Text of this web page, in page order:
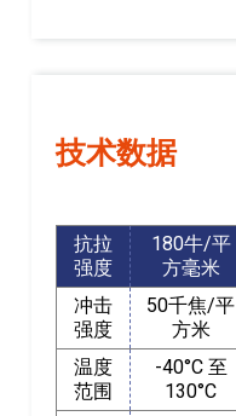
技术数据
抗拉
强度
180牛/平
方毫米
冲击
强度
50千焦/平
方米
温度
范围
-40°C 至
130°C